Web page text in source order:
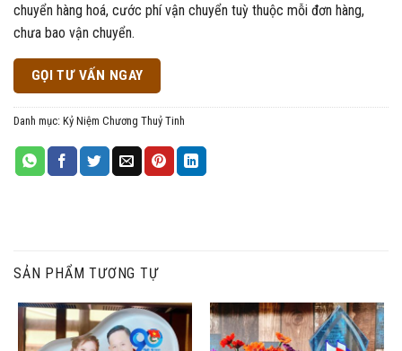
chuyển hàng hoá, cước phí vận chuyển tuỳ thuộc mỗi đơn hàng,
chưa bao vận chuyển.
GỌI TƯ VẤN NGAY
Danh mục: Kỷ Niệm Chương Thuỷ Tinh
SẢN PHẨM TƯƠNG TỰ